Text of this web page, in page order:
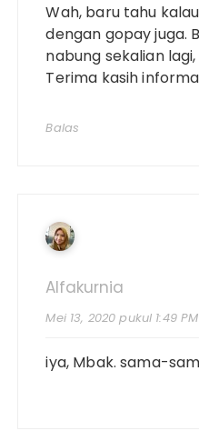
Wah, baru tahu
dengan gopay juga.
nabung sekalian
Terima kasih
Balas
Alfakurnia
Mei 13, 2020 pukul 1:49 PM
iya, Mbak. sama-